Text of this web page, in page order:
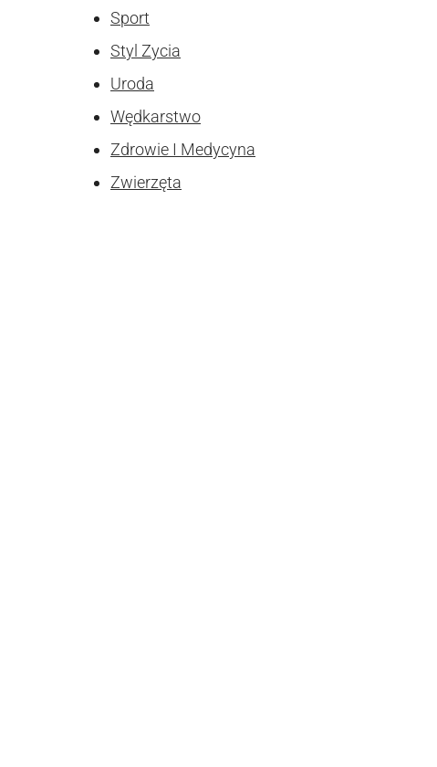
Sport
Styl Zycia
Uroda
Wędkarstwo
Zdrowie I Medycyna
Zwierzęta